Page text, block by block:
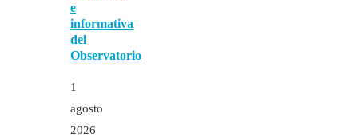
e
informativa
del
Observatorio
1
agosto
2026